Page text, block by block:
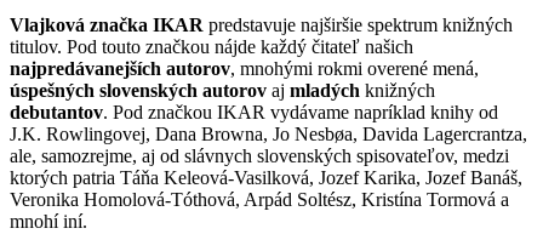
Vlajková značka IKAR predstavuje najširšie spektrum knižných
titulov. Pod touto značkou nájde každý čitateľ našich
najpredávanejších autorov, mnohými rokmi overené mená,
úspešných slovenských autorov aj mladých knižných
debutantov. Pod značkou IKAR vydávame napríklad knihy od
J.K. Rowlingovej, Dana Browna, Jo Nesbøa, Davida Lagercrantza,
ale, samozrejme, aj od slávnych slovenských spisovateľov, medzi
ktorých patria Táňa Keleová-Vasilková, Jozef Karika, Jozef Banáš,
Veronika Homolová-Tóthová, Arpád Soltész, Kristína Tormová a
mnohí iní.